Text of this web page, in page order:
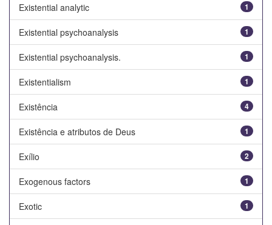
Existential analytic 1
Existential psychoanalysis 1
Existential psychoanalysis. 1
Existentialism 1
Existência 4
Existência e atributos de Deus 1
Exílio 2
Exogenous factors 1
Exotic 1